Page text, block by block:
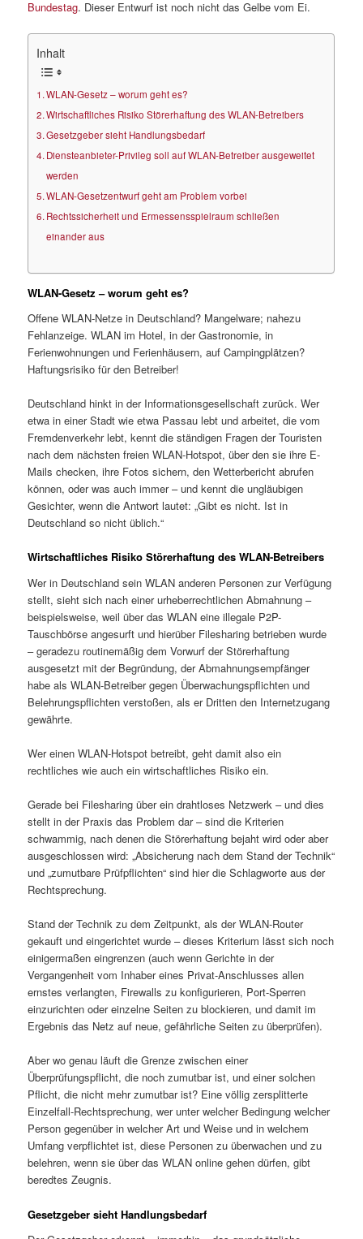
Bundestag. Dieser Entwurf ist noch nicht das Gelbe vom Ei.
Inhalt
WLAN-Gesetz – worum geht es?
Wirtschaftliches Risiko Störerhaftung des WLAN-Betreibers
Gesetzgeber sieht Handlungsbedarf
Diensteanbieter-Privileg soll auf WLAN-Betreiber ausgeweitet
werden
WLAN-Gesetzentwurf geht am Problem vorbei
Rechtssicherheit und Ermessensspielraum schließen
einander aus
WLAN-Gesetz – worum geht es?
Offene WLAN-Netze in Deutschland? Mangelware; nahezu
Fehlanzeige. WLAN im Hotel, in der Gastronomie, in
Ferienwohnungen und Ferienhäusern, auf Campingplätzen?
Haftungsrisiko für den Betreiber!
Deutschland hinkt in der Informationsgesellschaft zurück. Wer
etwa in einer Stadt wie etwa Passau lebt und arbeitet, die vom
Fremdenverkehr lebt, kennt die ständigen Fragen der Touristen
nach dem nächsten freien WLAN-Hotspot, über den sie ihre E-
Mails checken, ihre Fotos sichern, den Wetterbericht abrufen
können, oder was auch immer – und kennt die ungläubigen
Gesichter, wenn die Antwort lautet: „Gibt es nicht. Ist in
Deutschland so nicht üblich.“
Wirtschaftliches Risiko Störerhaftung des WLAN-Betreibers
Wer in Deutschland sein WLAN anderen Personen zur Verfügung
stellt, sieht sich nach einer urheberrechtlichen Abmahnung –
beispielsweise, weil über das WLAN eine illegale P2P-
Tauschbörse angesurft und hierüber Filesharing betrieben wurde
– geradezu routinemäßig dem Vorwurf der Störerhaftung
ausgesetzt mit der Begründung, der Abmahnungsempfänger
habe als WLAN-Betreiber gegen Überwachungspflichten und
Belehrungspflichten verstoßen, als er Dritten den Internetzugang
gewährte.
Wer einen WLAN-Hotspot betreibt, geht damit also ein
rechtliches wie auch ein wirtschaftliches Risiko ein.
Gerade bei Filesharing über ein drahtloses Netzwerk – und dies
stellt in der Praxis das Problem dar – sind die Kriterien
schwammig, nach denen die Störerhaftung bejaht wird oder aber
ausgeschlossen wird: „Absicherung nach dem Stand der Technik“
und „zumutbare Prüfpflichten“ sind hier die Schlagworte aus der
Rechtsprechung.
Stand der Technik zu dem Zeitpunkt, als der WLAN-Router
gekauft und eingerichtet wurde – dieses Kriterium lässt sich noch
einigermaßen eingrenzen (auch wenn Gerichte in der
Vergangenheit vom Inhaber eines Privat-Anschlusses allen
ernstes verlangten, Firewalls zu konfigurieren, Port-Sperren
einzurichten oder einzelne Seiten zu blockieren, und damit im
Ergebnis das Netz auf neue, gefährliche Seiten zu überprüfen).
Aber wo genau läuft die Grenze zwischen einer
Überprüfungspflicht, die noch zumutbar ist, und einer solchen
Pflicht, die nicht mehr zumutbar ist? Eine völlig zersplitterte
Einzelfall-Rechtsprechung, wer unter welcher Bedingung welcher
Person gegenüber in welcher Art und Weise und in welchem
Umfang verpflichtet ist, diese Personen zu überwachen und zu
belehren, wenn sie über das WLAN online gehen dürfen, gibt
beredtes Zeugnis.
Gesetzgeber sieht Handlungsbedarf